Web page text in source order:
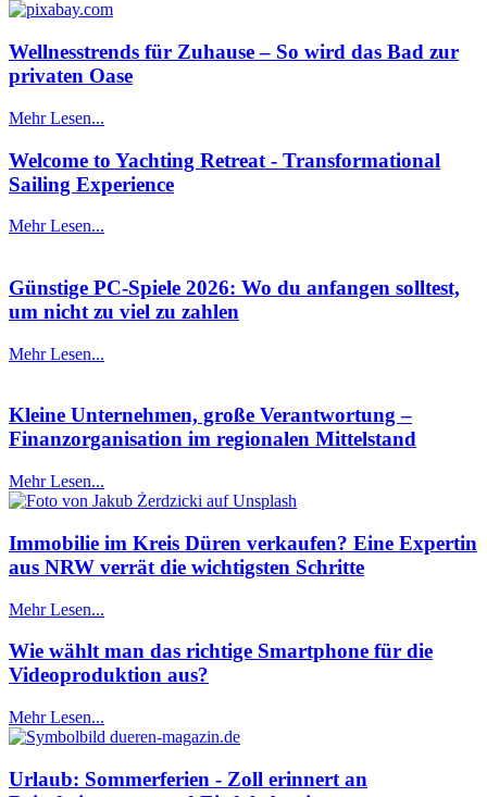
Wellnesstrends für Zuhause – So wird das Bad zur
privaten Oase
Mehr Lesen...
Welcome to Yachting Retreat - Transformational
Sailing Experience
Mehr Lesen...
Günstige PC-Spiele 2026: Wo du anfangen solltest,
um nicht zu viel zu zahlen
Mehr Lesen...
Kleine Unternehmen, große Verantwortung –
Finanzorganisation im regionalen Mittelstand
Mehr Lesen...
Immobilie im Kreis Düren verkaufen? Eine Expertin
aus NRW verrät die wichtigsten Schritte
Mehr Lesen...
Wie wählt man das richtige Smartphone für die
Videoproduktion aus?
Mehr Lesen...
Urlaub: Sommerferien - Zoll erinnert an